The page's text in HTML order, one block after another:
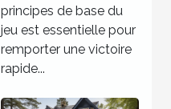
principes de base du
jeu est essentielle pour
remporter une victoire
rapide...